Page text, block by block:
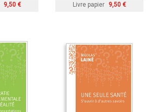
9,50 € Livre papier 9,50 €